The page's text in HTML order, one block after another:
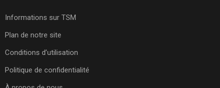
Informations sur TSM
Plan de notre site
Conditions d’utilisation
Politique de confidentialité